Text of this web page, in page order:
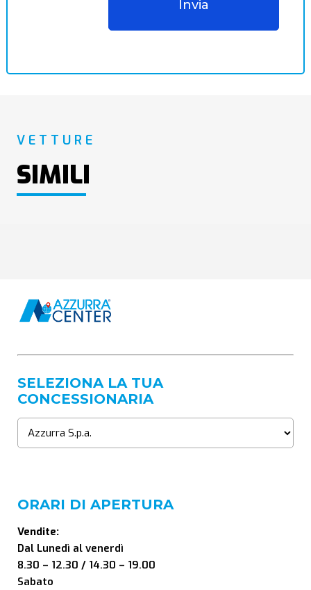
VETTURE
SIMILI
SELEZIONA LA TUA
CONCESSIONARIA
ORARI DI APERTURA
Vendite:
Dal Lunedì al venerdì
8.30 – 12.30 / 14.30 – 19.00
Sabato